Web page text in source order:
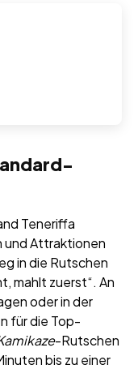
Teneriffa
und Attraktionen
in die Rutschen
mahlt zuerst“. An
oder in der
für die Top-
-Rutschen
bis zu einer